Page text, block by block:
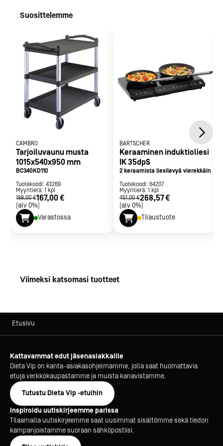
Induktioliesilevyjen enimmäiskuorma: 20 + 20 kg
Irrotettava ilmansuodatin.
Säädettävät metallijalat pitävät lieden tukevasti
paikoillaan.
Tukeva rakenne ruostumatonta terästä.
Vakiotoimitus ei sisällä 3-vaihe pistotulppaa.
Sähköliitäntä
Sähköliitäntä: 400/50/3 7,0 kW
Suosittelemme
CAMBRO
Tarjoiluvaunu musta
1015x540x950 mm
BC340KD110
Tuotekoodi: 43269
Myyntierä: 1 kpl
188,00 €167,00 €
[alv 0%]
Varastossa
BARTSCHER
Keraaminen induktioliesi
IK 35dpS
2 keraamista liesilevyä vierekkäin
Tuotekoodi: 64207
Myyntierä: 1 kpl
451,00 €268,57 €
[alv 0%]
Tilaustuote
Viimeksi katsomasi tuotteet
Etusivu
Kattavammat edut jäsenasiakkaille
Dieta Vip on kanta-asiakasohjelmamme, jolla saat huomattavia
etuja verkkokaupastamme ja muista kanavistamme.
Tutustu Dieta Vip -etuihin
Inspiroidu uutiskirjeemme parissa
Tilaamalla uutiskirjeemme saat uusimmat sisältömme sekä tiedon
kampanjoistamme suoraan sähköpostiisi.